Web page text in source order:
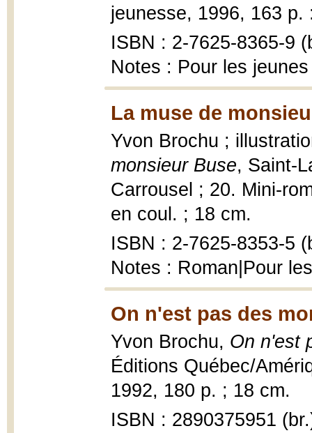
jeunesse, 1996, 163
ISBN : 2-7625-8365-9
Notes : Pour les jeunes
La muse de
Yvon Brochu ;
monsieur Buse, Saint-
Carrousel ; 20. Mini-
en coul. ; 18 cm.
ISBN : 2-7625-8353-5
Notes : Roman|Pour
On n'est pas des
Yvon Brochu, On n'est
Éditions Québec/
1992, 180 p. ; 18 cm.
ISBN : 2890375951